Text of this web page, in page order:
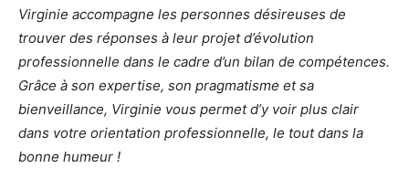
Virginie accompagne les personnes désireuses de
trouver des réponses à leur projet d’évolution
professionnelle dans le cadre d’un bilan de compétences.
Grâce à son expertise, son pragmatisme et sa
bienveillance, Virginie vous permet d’y voir plus clair
dans votre orientation professionnelle, le tout dans la
bonne humeur !